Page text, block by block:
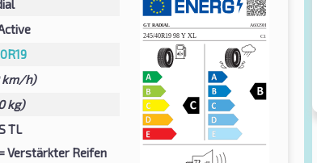
km/h)
kg)
TL
Verstärkter Reifen